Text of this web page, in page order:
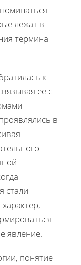
лежат в
термина
к
её с
в
стали
явление.
понятие